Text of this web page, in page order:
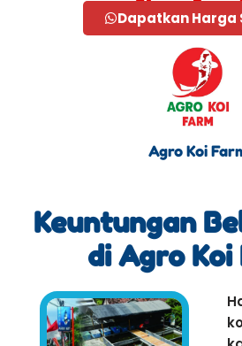
Dapatkan Harga
Agro Koi
Keuntungan
di Agro Koi